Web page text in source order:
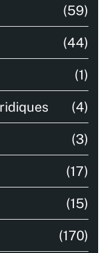
(59)
(44)
(1)
(4)
(3)
(17)
(15)
(170)